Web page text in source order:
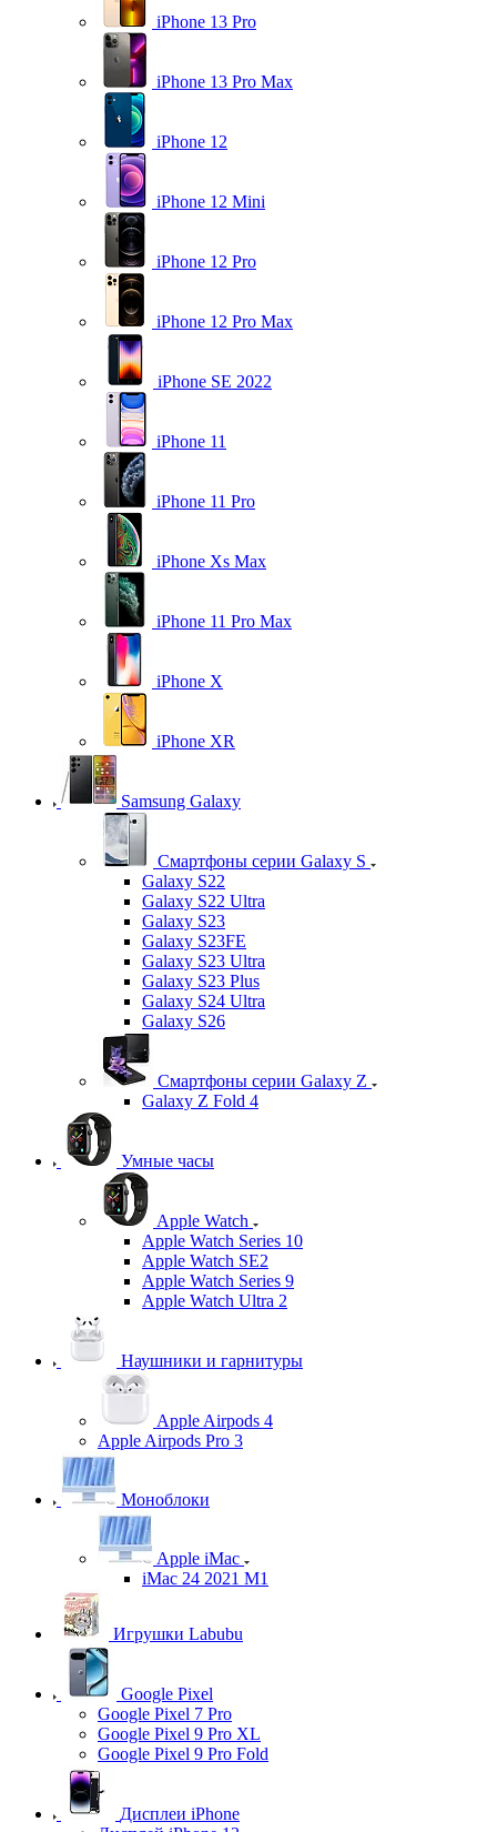
iPhone 13 Pro
iPhone 13 Pro Max
iPhone 12
iPhone 12 Mini
iPhone 12 Pro
iPhone 12 Pro Max
iPhone SE 2022
iPhone 11
iPhone 11 Pro
iPhone Xs Max
iPhone 11 Pro Max
iPhone X
iPhone XR
Samsung Galaxy
Смартфоны серии Galaxy S
Galaxy S22
Galaxy S22 Ultra
Galaxy S23
Galaxy S23FE
Galaxy S23 Ultra
Galaxy S23 Plus
Galaxy S24 Ultra
Galaxy S26
Смартфоны серии Galaxy Z
Galaxy Z Fold 4
Умные часы
Apple Watch
Apple Watch Series 10
Apple Watch SE2
Apple Watch Series 9
Apple Watch Ultra 2
Наушники и гарнитуры
Apple Airpods 4
Apple Airpods Pro 3
Моноблоки
Apple iMac
iMac 24 2021 M1
Игрушки Labubu
Google Pixel
Google Pixel 7 Pro
Google Pixel 9 Pro XL
Google Pixel 9 Pro Fold
Дисплеи iPhone